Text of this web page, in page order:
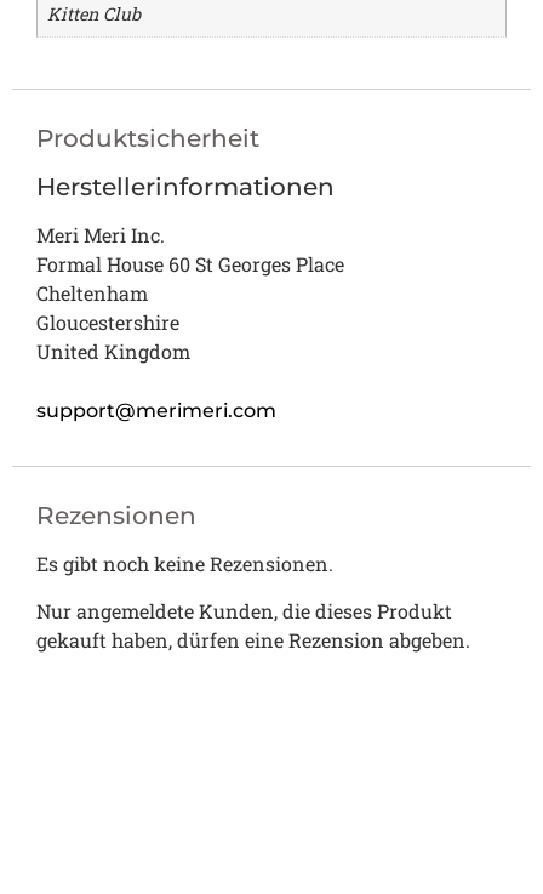
Kitten Club
Produktsicherheit
Herstellerinformationen
Meri Meri Inc.
Formal House 60 St Georges Place
Cheltenham
Gloucestershire
United Kingdom
support@merimeri.com
Rezensionen
Es gibt noch keine Rezensionen.
Nur angemeldete Kunden, die dieses Produkt
gekauft haben, dürfen eine Rezension abgeben.